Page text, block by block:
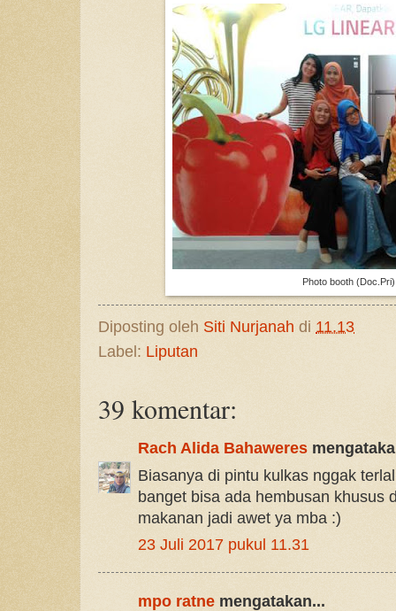
Photo booth (Doc.Pri)
Diposting oleh Siti Nurjanah di 11.13
Label: Liputan
39 komentar:
Rach Alida Bahaweres
Biasanya di pintu kulkas nggak
banget bisa ada hembusan khusus
makanan jadi awet ya mba :)
23 Juli 2017 pukul 11.31
mpo ratne mengatakan...